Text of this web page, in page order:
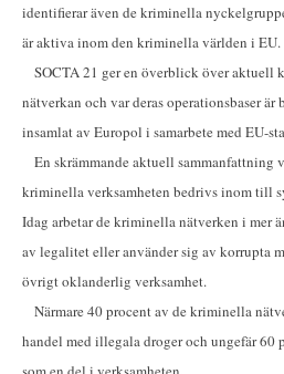
identifierar även de kriminella
är aktiva inom den kriminella världen i EU.
SOCTA 21 ger en överblick över aktuell
nätverkan och var deras operationsbaser är
insamlat av Europol i samarbete med EU-
En skrämmande aktuell sammanfattning
kriminella verksamheten bedrivs inom till
Idag arbetar de kriminella nätverken i mer
av legalitet eller använder sig av korrupta
övrigt oklanderlig verksamhet.
Närmare 40 procent av de kriminella
handel med illegala droger och ungefär 60